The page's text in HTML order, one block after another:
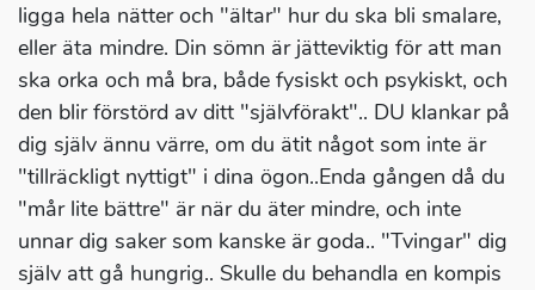
ligga hela nätter och "ältar" hur du ska bli smalare,
eller äta mindre. Din sömn är jätteviktig för att man
ska orka och må bra, både fysiskt och psykiskt, och
den blir förstörd av ditt "självförakt".. DU klankar på
dig själv ännu värre, om du ätit något som inte är
"tillräckligt nyttigt" i dina ögon..Enda gången då du
"mår lite bättre" är när du äter mindre, och inte
unnar dig saker som kanske är goda.. "Tvingar" dig
själv att gå hungrig.. Skulle du behandla en kompis